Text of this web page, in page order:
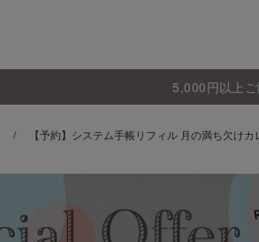
5,000円以上
【予約】システム手帳リフィル 月の満ち欠け